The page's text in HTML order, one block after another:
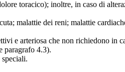
toracico); inoltre, in caso di
malattie dei reni; malattie
e arteriosa che non richiedono in
paragrafo 4.3).